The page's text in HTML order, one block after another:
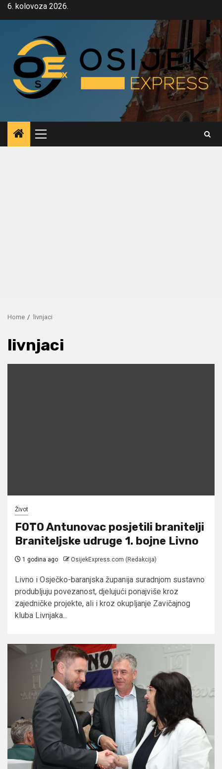
Skip6. kolovoza 2026.
Primary
Menu
Home livnjaci
livnjaci
Život
FOTO Antunovac posjetili branitelji
Braniteljske udruge 1. bojne Livno
1 godina ago OsijekExpress.com (Redakcija)
Livno i Osječko-baranjska županija suradnjom sustavno
produbljuju povezanost, djelujući ponajviše kroz
zajedničke projekte, ali i kroz okupljanje Zavičajnog
kluba Livnjaka...